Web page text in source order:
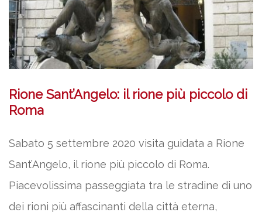
Rione Sant’Angelo: il rione più piccolo di
Roma
Sabato 5 settembre 2020 visita guidata a Rione
Sant’Angelo, il rione più piccolo di Roma.
Piacevolissima passeggiata tra le stradine di uno
dei rioni più affascinanti della città eterna,